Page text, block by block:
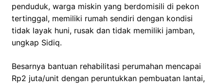
penduduk, warga miskin yang berdomisili di pekon
tertinggal, memiliki rumah sendiri dengan kondisi
tidak layak huni, rusak dan tidak memiliki jamban,
ungkap Sidiq.
Besarnya bantuan rehabilitasi perumahan mencapai
Rp2 juta/unit dengan peruntukkan pembuatan lantai,